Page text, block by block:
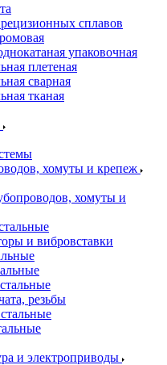
сплавов
упаковочная
плетеная
сварная
тканая
хомуты и крепеж
хомуты и
и вибровставки
резьбы
и электроприводы